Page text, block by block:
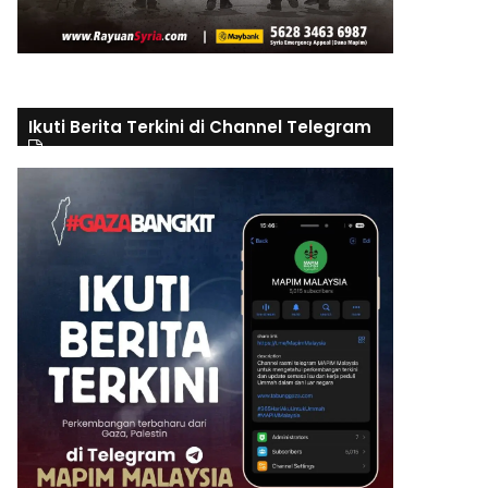
Ikuti Berita Terkini di Channel Telegram